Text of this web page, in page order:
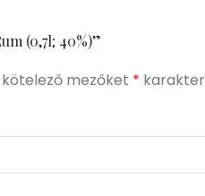
(0,7l; 40%)”
mezőket *